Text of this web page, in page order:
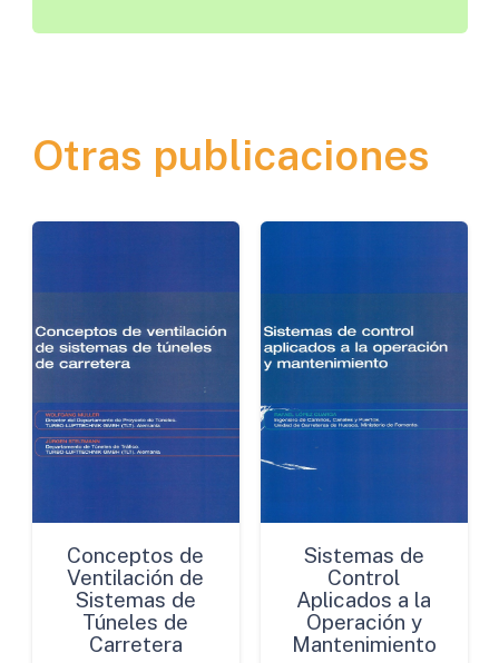
"In
Situ"
Antiguo
cantidad
Otras publicaciones
Conceptos de
Ventilación de
Sistemas de
Túneles de
Carretera
Sistemas de
Control
Aplicados a la
Operación y
Mantenimiento